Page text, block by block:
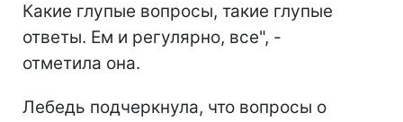
Какие глупые вопросы, такие глупые
ответы. Ем и регулярно, все", -
отметила она.
Лебедь подчеркнула, что вопросы о